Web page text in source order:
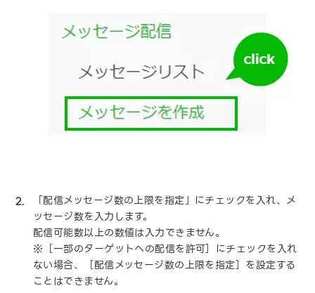
「配信メッセージ数の上限を指定」にチェックを入れ、メ
ッセージ数を入力します。
配信可能数以上の数値は入力できません。
※［一部のターゲットへの配信を許可］にチェックを入れ
ない場合、［配信メッセージ数の上限を指定］を設定する
ことはできません。